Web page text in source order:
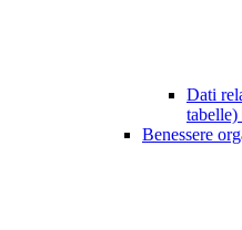
Dati
tabelle)
Benessere